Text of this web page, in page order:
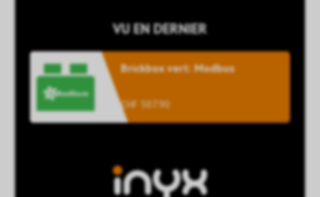
VU EN DERNIER
Brickbox vert: Modbus
CHF 507.90